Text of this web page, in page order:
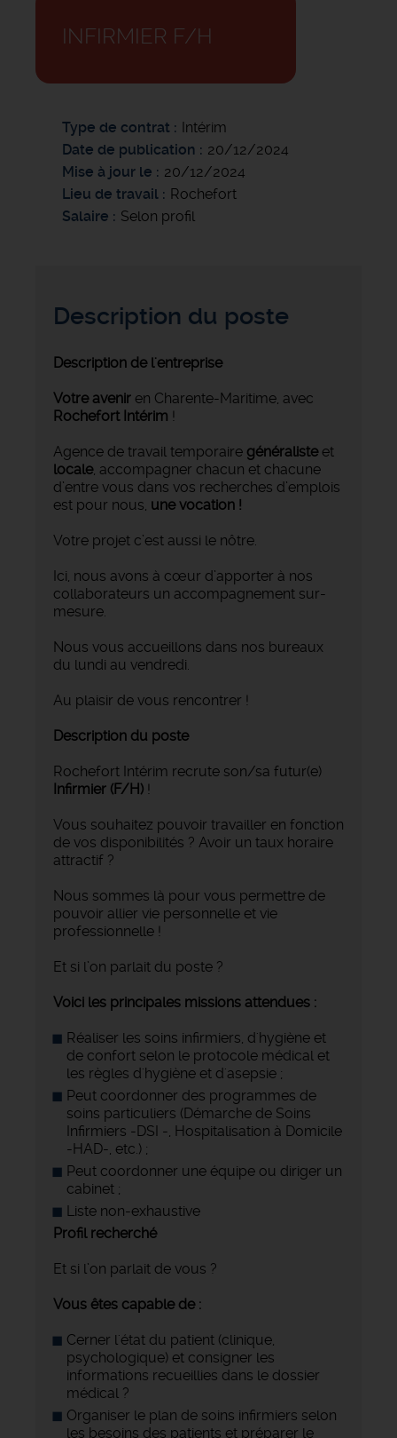
INFIRMIER F/H
Type de contrat
Intérim
Date de publication
20/12/2024
Mise à jour le
20/12/2024
Lieu de travail
Rochefort
Salaire
Selon profil
Description du poste
Description de l'entreprise
Votre avenir en Charente-Maritime, avec
Rochefort Intérim !
Agence de travail temporaire généralisteet
locale, accompagner chacun et chacune
d’entre vous dans vos recherches d’emplois
est pour nous, une vocation !
Votre projet c’est aussi le nôtre.
Ici, nous avons à cœur d’apporter à nos
collaborateurs un accompagnement sur-
mesure.
Nous vous accueillons dans nos bureaux
du lundi au vendredi.
Au plaisir de vous rencontrer !
Description du poste
Rochefort Intérim recrute son/sa futur(e)
Infirmier (F/H) !
Vous souhaitez pouvoir travailler en fonction
de vos disponibilités ? Avoir un taux horaire
attractif ?
Nous sommes là pour vous permettre de
pouvoir allier vie personnelle et vie
professionnelle !
Et si l’on parlait du poste ?
Voici les principales missions attendues :
Réaliser les soins infirmiers, d'hygiène et
de confort selon le protocole médical et
les règles d'hygiène et d'asepsie ;
Peut coordonner des programmes de
soins particuliers (Démarche de Soins
Infirmiers -DSI -, Hospitalisation à Domicile
-HAD-, etc.) ;
Peut coordonner une équipe ou diriger un
cabinet ;
Liste non-exhaustive
Profil recherché
Et si l’on parlait de vous ?
Vous êtes capable de :
Cerner l'état du patient (clinique,
psychologique) et consigner les
informations recueillies dans le dossier
médical ?
Organiser le plan de soins infirmiers selon
les besoins des patients et préparer le